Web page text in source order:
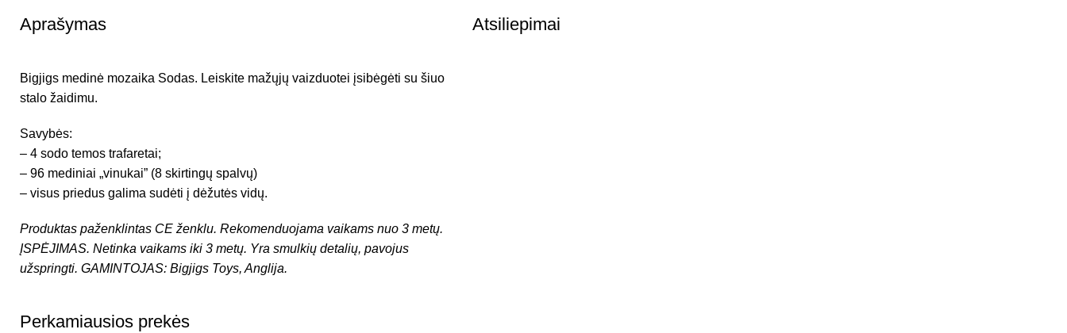
Aprašymas
Bigjigs medinė mozaika Sodas. Leiskite mažųjų vaizduotei įsibėgėti su šiuo
stalo žaidimu.
Savybės:
– 4 sodo temos trafaretai;
– 96 mediniai „vinukai” (8 skirtingų spalvų)
– visus priedus galima sudėti į dėžutės vidų.
Produktas paženklintas CE ženklu. Rekomenduojama vaikams nuo 3 metų.
ĮSPĖJIMAS. Netinka vaikams iki 3 metų. Yra smulkių detalių, pavojus
užspringti. GAMINTOJAS: Bigjigs Toys, Anglija.
Atsiliepimai
Perkamiausios prekės